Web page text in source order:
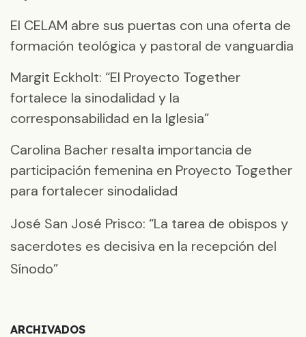
El CELAM abre sus puertas con una oferta de
formación teológica y pastoral de vanguardia
Margit Eckholt: “El Proyecto Together
fortalece la sinodalidad y la
corresponsabilidad en la Iglesia”
Carolina Bacher resalta importancia de
participación femenina en Proyecto Together
para fortalecer sinodalidad
José San José Prisco: “La tarea de obispos y
sacerdotes es decisiva en la recepción del
Sínodo”
ARCHIVADOS